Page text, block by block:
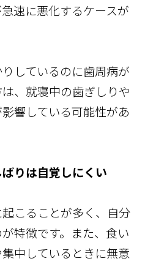
速に悪化するケースが
りしているのに歯周病が
、就寝中の歯ぎしりや
響している可能性があ
りは自覚しにくい
こることが多く、自分
特徴です。また、食い
中しているときに無意